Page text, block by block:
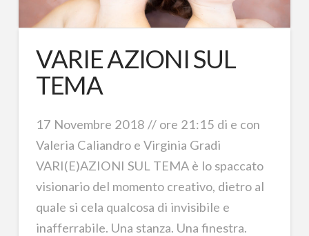
VARIE AZIONI SUL
TEMA
17 Novembre 2018 // ore 21:15 di e con
Valeria Caliandro e Virginia Gradi
VARI(E)AZIONI SUL TEMA è lo spaccato
visionario del momento creativo, dietro al
quale si cela qualcosa di invisibile e
inafferrabile. Una stanza. Una finestra.